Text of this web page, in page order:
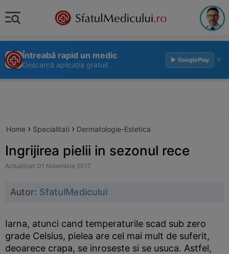
Întreabă rapid un medic
Descarcă aplicația gratuit
▶ GooglePlay ×
Home › Specialitati › Dermatologie-Estetica
Ingrijirea pielii in sezonul rece
Actualizat: 01 Noiembrie 2017
Autor: SfatulMedicului
Iarna, atunci cand temperaturile scad sub zero
grade Celsius, pielea are cel mai mult de suferit,
deoarece crapa, se inroseste si se usuca. Astfel,